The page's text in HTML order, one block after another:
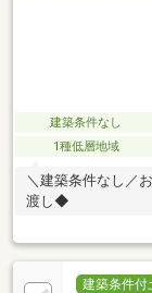
建築条件なし
1種低層地域
＼建築条件なし／
渡し◆
建築条件付